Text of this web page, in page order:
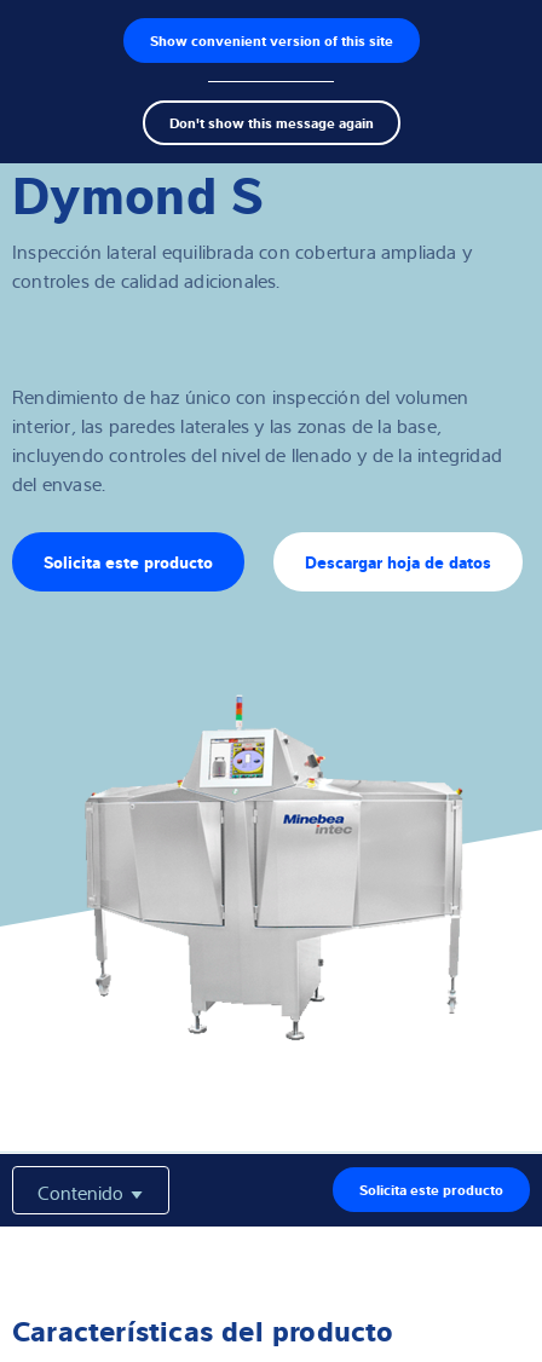
Show convenient version of this site
Don't show this message again
Buscador de productos Empleos
Search
term
Terminales de pesaje
Básculas industriales
Soluciones de inspección
Soluciones individuales
Servicios
Soluciones Industriales
Experiencia y conocimientos
Buscador de productos
Dymond S
Inspección lateral equilibrada con cobertura ampliada y
controles de calidad adicionales.
Rendimiento de haz único con inspección del volumen
interior, las paredes laterales y las zonas de la base,
incluyendo controles del nivel de llenado y de la integridad
del envase.
Solicita este producto Descargar hoja de datos
Contenido Solicita este producto
Características del producto